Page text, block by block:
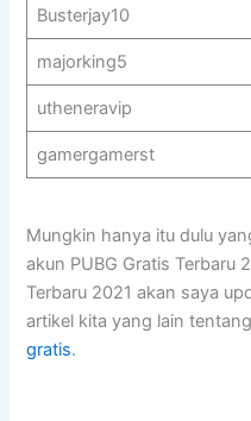
Busterjay10
majorking5
utheneravip
gamergamerst
Mungkin hanya itu dulu
akun PUBG Gratis Terbaru
Terbaru 2021 akan saya
artikel kita yang lain
gratis.